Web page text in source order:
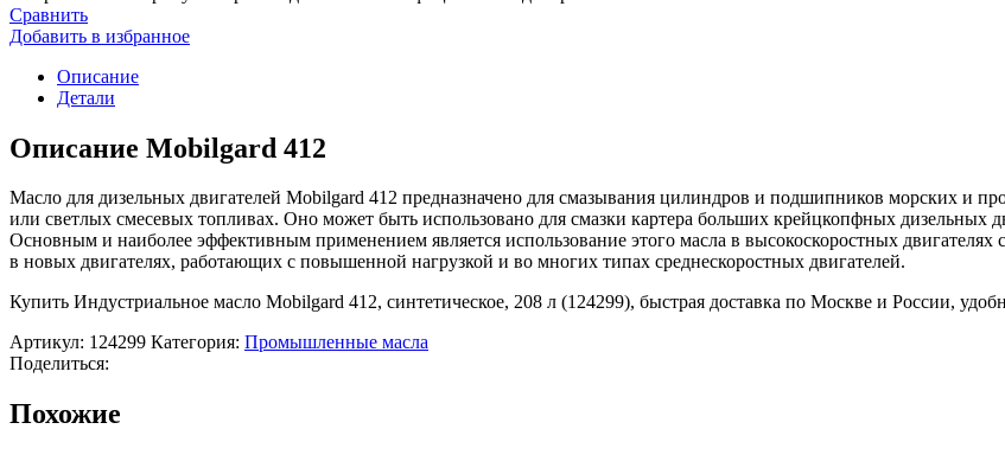
масло
Mobilgard
412,
синтетическое,
208
Сравнить
Добавить в избранное
Описание
Детали
Описание Mobilgard 412
Масло для дизельных двигателей Mobilgard 412 предназначено для смазывания цилиндров и подшипников морских и
или светлых смесевых топливах. Оно может быть использовано для смазки картера больших крейцкопфных дизельных
Основным и наиболее эффективным применением является использование этого масла в высокоскоростных
в новых двигателях, работающих с повышенной нагрузкой и во многих типах среднескоростных двигателей.
Купить Индустриальное масло Mobilgard 412, синтетическое, 208 л (124299), быстрая доставка по Москве и России,
Артикул: 124299 Категория: Промышленные масла
Поделиться:
Похожие